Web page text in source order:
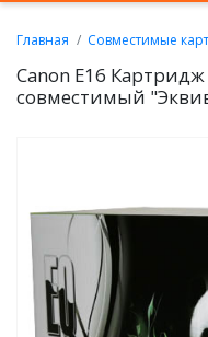
Главная
Совместимые
Совместимые лазерные
Canon E16
совместимый